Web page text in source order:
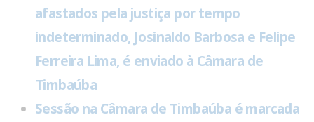
afastados pela justiça por tempo
indeterminado, Josinaldo Barbosa e Felipe
Ferreira Lima, é enviado à Câmara de
Timbaúba
Sessão na Câmara de Timbaúba é marcada